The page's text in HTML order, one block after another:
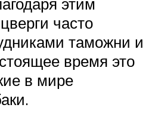
часто
таможни и
время это
в мире